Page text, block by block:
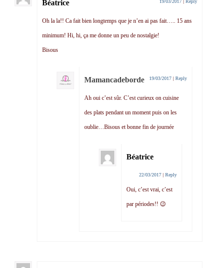
Béatrice 19/03/2017 Reply
Oh la la!! Ca fait bien longtemps que je n’en ai pas fait….. 15 ans
minimum! Hi, hi, ça me donne un peu de nostalgie!
Bisous
Mamancadeborde 19/03/2017 Reply
Ah oui c’est sûr. C’est curieux on cuisine
des plats pendant un moment puis on les
oublie…Bisous et bonne fin de journée
Béatrice
22/03/2017 Reply
Oui, c’est vrai, c’est
par périodes!! 😉